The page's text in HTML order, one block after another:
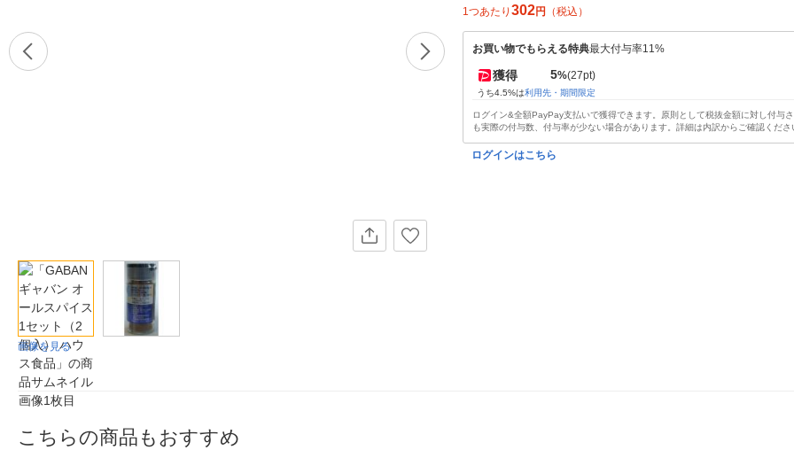
画像を見る
1つあたり 302円 （税込）
お買い物でもらえる特典最大付与率11%
獲得 5%(27pt)
うち4.5%は利用先・期間限定
ログイン&全額PayPay支払いで獲得できます。原則として税抜金額に対し付与
も実際の付与数、付与率が少ない場合があります。詳細は内訳からご確認くださ
ログインはこちら
こちらの商品もおすすめ